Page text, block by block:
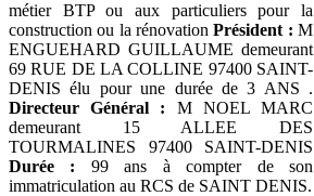
métier BTP ou aux particuliers pour la
construction ou la rénovationPrésident : M
ENGUEHARD GUILLAUME demeurant
69 RUE DE LA COLLINE 97400 SAINT-
DENIS élu pour une durée de 3 ANS .
Directeur Général : M NOEL MARC
demeurant 15 ALLEE DES
TOURMALINES 97400 SAINT-DENIS
Durée : 99 ans à compter de son
immatriculation au RCS de SAINT DENIS.